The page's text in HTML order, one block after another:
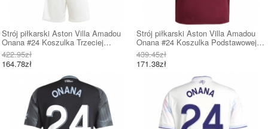
Strój piłkarski Aston Villa Amadou
Onana #24 Koszulka Trzeciej
dziecięce 2025-26 Krótki Rękaw (+
Krótkie spodenki)
422.95zł
164.78zł
Strój piłkarski Aston Villa Amadou
Onana #24 Koszulka Podstawowej
2025-26 Krótki Rękaw
439.45zł
171.38zł